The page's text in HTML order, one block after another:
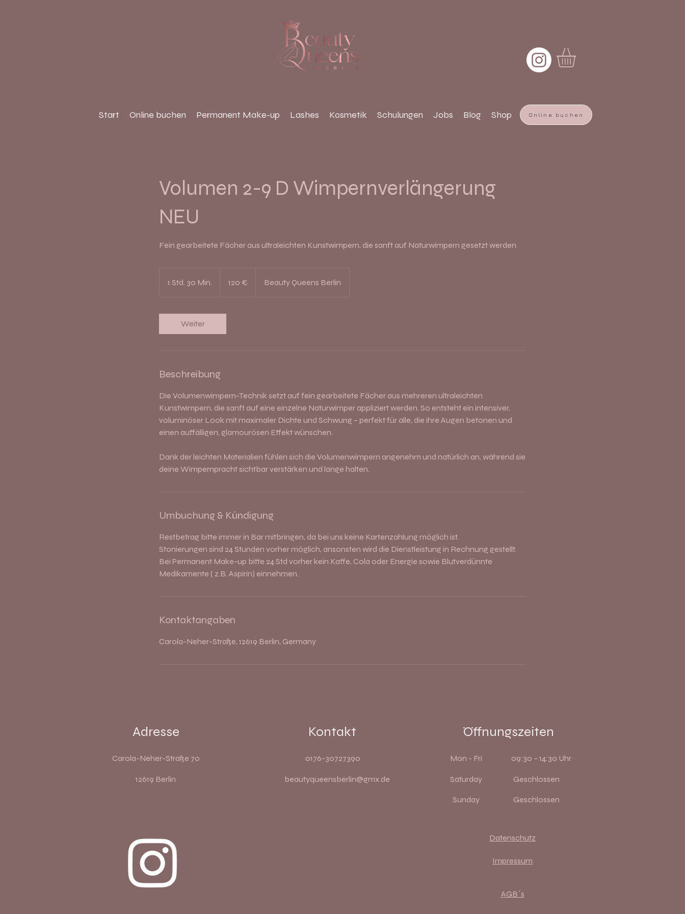
Start Online buchen Permanent Make-up Lashes Kosmetik Schulungen Jobs Blog Shop Online buchen
Volumen 2-9 D Wimpernverlängerung
NEU
Fein gearbeitete Fächer aus ultraleichten Kunstwimpern, die sanft auf Naturwimpern gesetzt werden
1 Std. 30 Min.
n
.
120 € Beauty Queens Berlin
Weiter
Beschreibung
Die Volumenwimpern-Technik setzt auf fein gearbeitete Fächer aus mehreren ultraleichten
Kunstwimpern, die sanft auf eine einzelne Naturwimper appliziert werden. So entsteht ein intensiver,
voluminöser Look mit maximaler Dichte und Schwung – perfekt für alle, die ihre Augen betonen und
einen auffälligen, glamourösen Effekt wünschen.
Dank der leichten Materialien fühlen sich die Volumenwimpern angenehm und natürlich an, während sie
deine Wimpernpracht sichtbar verstärken und lange halten.
Umbuchung & Kündigung
Restbetrag bitte immer in Bar mitbringen, da bei uns keine Kartenzahlung möglich ist.
Stonierungen sind 24 Stunden vorher möglich, ansonsten wird die Dienstleistung in Rechnung gestellt.
Bei Permanent Make-up bitte 24 Std vorher kein Kaffe, Cola oder Energie sowie Blutverdünnte
Medikamente ( z.B. Aspirin) einnehmen.
Kontaktangaben
Carola-Neher-Straße, 12619 Berlin, Germany
Adresse
Carola-Neher-Straße 70
12619 Berlin
Kontakt
0176-30727390
beautyqueensberlin@gmx.de
Öffnungszeiten
Mon - Fri 09:30 – 14:30 Uhr
Saturday Geschlossen
​Sunday Geschlossen
Datenschutz
Impressum
AGB´s